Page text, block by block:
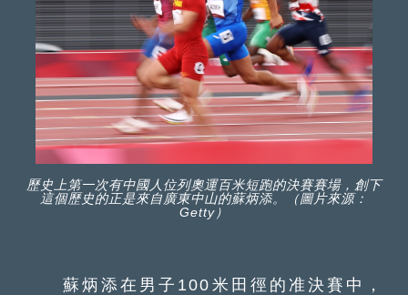
歷史上第一次有中國人位列奧運百米短跑的決賽賽場，創下
這個歷史的正是來自廣東中山的蘇炳添。（圖片來源：
Getty）
蘇炳添在男子100米田徑的准決賽中，